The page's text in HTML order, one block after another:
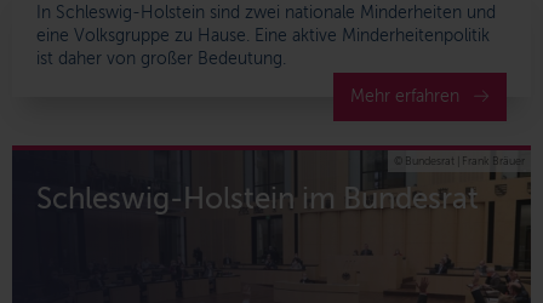
In Schleswig-Holstein sind zwei nationale Minderheiten und
eine Volksgruppe zu Hause. Eine aktive Minderheitenpolitik
ist daher von großer Bedeutung.
Mehr erfahren
Schleswig-Holstein im Bundesrat
© Bundesrat | Frank Bräuer